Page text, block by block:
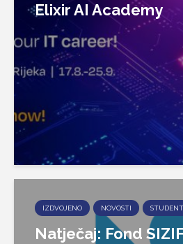
Elixir AI Academy
IZDVOJENO NOVOSTI STUDENTI
Natječaj: Fond